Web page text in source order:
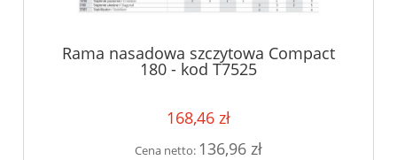
Rama nasadowa szczytowa Compact
180 - kod T7525
168,46 zł
Cena netto: 136,96 zł